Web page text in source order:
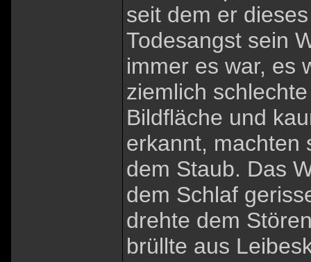
seit dem er
Todesangst sein
immer es war, es
ziemlich
Bildfläche und
erkannt, machten
dem Staub. Das
dem Schlaf
drehte dem
brüllte aus